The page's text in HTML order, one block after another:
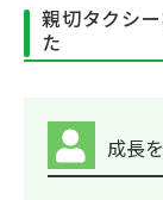
親切タクシ
た
成長